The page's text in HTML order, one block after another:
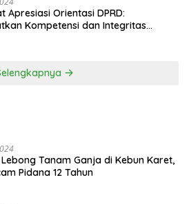
Apresiasi Orientasi DPRD:
Kompetensi dan Integritas
Tanam Ganja di Kebun Karet,
Pidana 12 Tahun